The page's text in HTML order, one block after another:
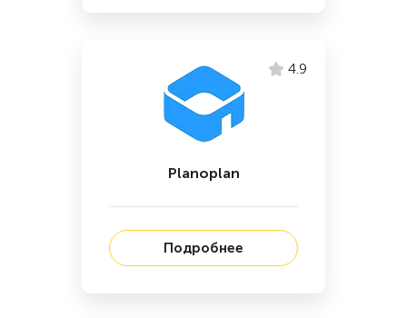
4.9
Planoplan
Подробнее